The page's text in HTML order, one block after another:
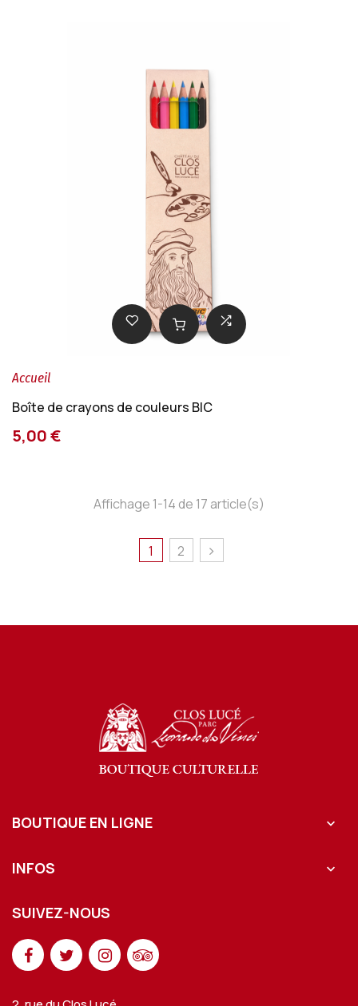
Accueil
Boîte de crayons de couleurs BIC
5,00 €
Affichage 1-14 de 17 article(s)
1 2
BOUTIQUE EN LIGNE 
INFOS 
SUIVEZ-NOUS